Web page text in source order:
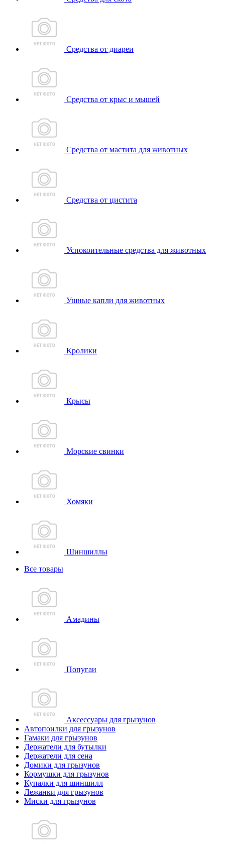
Средства от диареи
Средства от крыс и мышей
Средства от мастита для животных
Средства от цистита
Успокоительные средства для животных
Ушные капли для животных
Кролики
Крысы
Морские свинки
Хомяки
Шиншиллы
Все товары
Амадины
Попугаи
Аксессуары для грызунов
Автопоилки для грызунов
Гамаки для грызунов
Держатели для бутылки
Держатели для сена
Домики для грызунов
Кормушки для грызунов
Купалки для шиншилл
Лежанки для грызунов
Миски для грызунов